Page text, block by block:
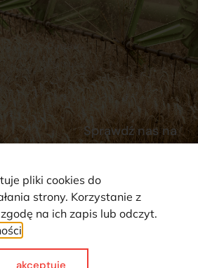
Dostawy
Płatności
Sprawdź nas na
cookie. Wszystkie prawa zastrzeżone ©
pliki cookies do
strony. Korzystanie z
na ich zapis lub odczyt.
akceptuje